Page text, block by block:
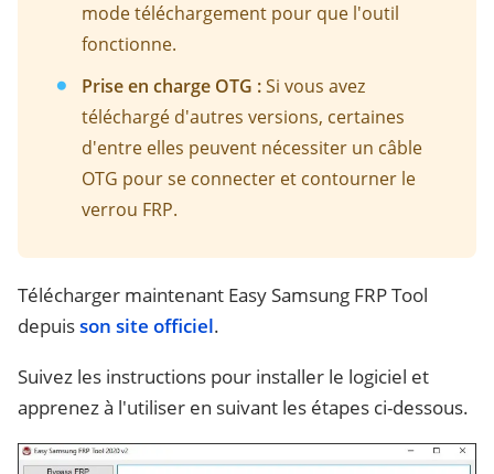
mode téléchargement pour que l'outil
fonctionne.
Prise en charge OTG :Si vous avez
téléchargé d'autres versions, certaines
d'entre elles peuvent nécessiter un câble
OTG pour se connecter et contourner le
verrou FRP.
Télécharger maintenant Easy Samsung FRP Tool
depuisson site officiel.
Suivez les instructions pour installer le logiciel et
apprenez à l'utiliser en suivant les étapes ci-dessous.